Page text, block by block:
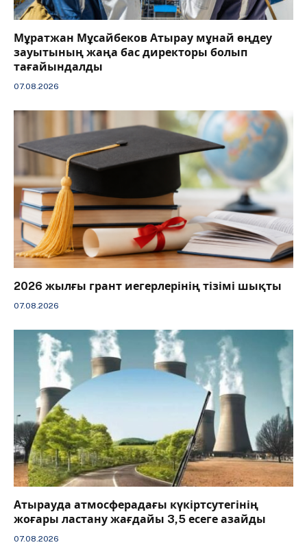
Мұратжан Мұсайбеков Атырау мұнай өңдеу
зауытының жаңа бас директоры болып
тағайындалды
07.08.2026
2026 жылғы грант иегерлерінің тізімі шықты
07.08.2026
Атырауда атмосферадағы күкіртсутегінің
жоғары ластану жағдайы 3,5 есеге азайды
07.08.2026